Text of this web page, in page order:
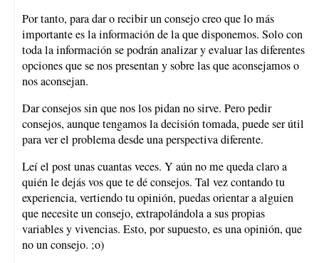
Por tanto, para dar o recibir un consejo creo que lo más
importante es la información de la que disponemos. Solo con
toda la información se podrán analizar y evaluar las diferentes
opciones que se nos presentan y sobre las que aconsejamos o
nos aconsejan.
Dar consejos sin que nos los pidan no sirve. Pero pedir
consejos, aunque tengamos la decisión tomada, puede ser útil
para ver el problema desde una perspectiva diferente.
Leí el post unas cuantas veces. Y aún no me queda claro a
quién le dejás vos que te dé consejos. Tal vez contando tu
experiencia, vertiendo tu opinión, puedas orientar a alguien
que necesite un consejo, extrapolándola a sus propias
variables y vivencias. Esto, por supuesto, es una opinión, que
no un consejo. ;o)